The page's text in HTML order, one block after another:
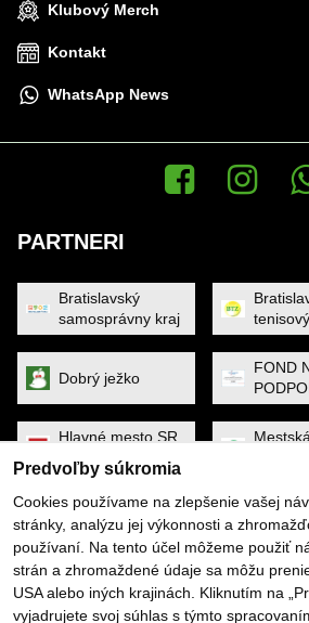
Klubový Merch
Kontakt
WhatsApp News
Facebook Instagram
PARTNERI
Bratislavský
samosprávny kraj
Dobrý ježko
FOND
Hlavné mesto SR
Bratislava
MINISTERSTVO
CESTOVNÉHO
RUCHU A
ŠPORTU
Noa
Obec Dunajská
Lužná
Predvoľby súkromia
Cookies používame na zlepšenie vašej
stránky, analýzu jej výkonnosti a
používaní. Na tento účel môžeme použiť
strán a zhromaždené údaje sa môžu
USA alebo iných krajinách. Kliknutím na
vyjadrujete svoj súhlas s týmto